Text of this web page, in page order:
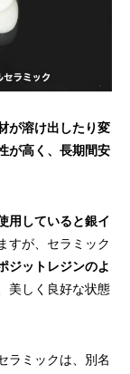
が溶け出したり変
が高く、長期間安
用していると銀イ
すが、セラミック
ジットレジンのよ
美しく良好な状態
ラミックは、別名